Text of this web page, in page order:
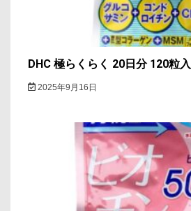
DHC 極らくらく 20日分 120粒入
2025年9月16日